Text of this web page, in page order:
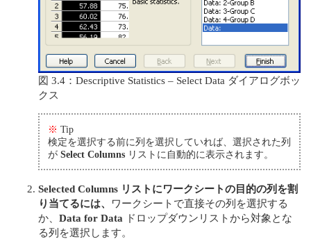
図 3.4：Descriptive Statistics – Select Data ダイアログボッ
クス
※ Tip
検定を選択する前に列を選択していれば、選択された列
が Select Columns リストに自動的に表示されます。
Selected Columns リストにワークシートの目的の列を割
り当てるには、
ワークシートで直接その列を選択する
か、 Data for Data ドロップダウンリストから対象とな
る列を選択します。